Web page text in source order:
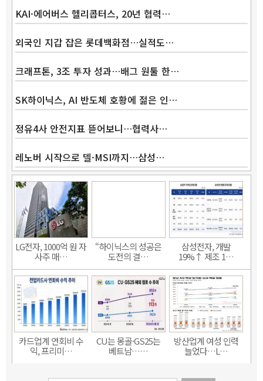
KAI·에어버스 헬리콥터스, 20년 협력…
외국인 지갑 잡은 롯데백화점…실적도…
크래프톤, 3조 투자 성과…배그 원툴 한…
SK하이닉스, AI 반도체 호황에 젊은 인…
정유4사 안전지표 뜯어보니…협력사…
레노버 시작으로 델·MSI까지…삼성…
LG전자, 1000억 원 자
사주 매…
“하이닉스의 성공은
도전의 결…
삼성전자, 개발
19%↑ 제조 1…
카드업계 연회비 수
익, 프리미…
CU는 몽골·GS25는
베트남……
방산업계 여성 인력
늘었다…L…